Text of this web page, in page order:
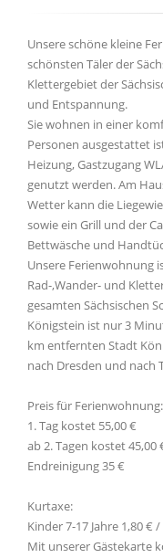
Unsere schöne kleine
schönsten Täler der
Klettergebiet der
und Entspannung.
Sie wohnen in einer
Personen ausgestattet
Heizung, Gastzugang
genutzt werden. Am
Wetter kann die
sowie ein Grill und der
Bettwäsche und
Unsere Ferienwohnung
Rad-,Wander- und
gesamten Sächsischen
Königstein ist nur 3
km entfernten Stadt
nach Dresden und nach
Preis für Ferienwohnung:
1. Tag kostet 55,00 €
ab 2. Tagen kostet 45,00
Endreinigung 35 €
Kurtaxe:
Kinder 7-17 Jahre 1,80 €
Mit unserer Gästekarte